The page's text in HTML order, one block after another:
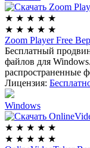
★ ★ ★ ★ ★
★ ★ ★ ★ ★
Zoom Player Free
Бесплатный
файлов для
распространенные
Лицензия:
Windows
★ ★ ★ ★ ★
★ ★ ★ ★ ★